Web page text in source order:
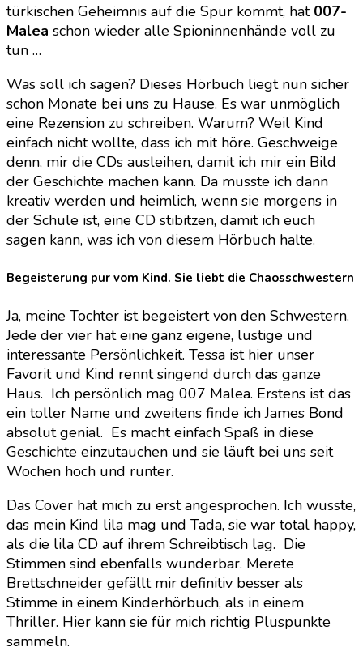
türkischen Geheimnis auf die Spur kommt, hat 007-
Malea schon wieder alle Spioninnenhände voll zu
tun …
Was soll ich sagen? Dieses Hörbuch liegt nun sicher
schon Monate bei uns zu Hause. Es war unmöglich
eine Rezension zu schreiben. Warum? Weil Kind
einfach nicht wollte, dass ich mit höre. Geschweige
denn, mir die CDs ausleihen, damit ich mir ein Bild
der Geschichte machen kann. Da musste ich dann
kreativ werden und heimlich, wenn sie morgens in
der Schule ist, eine CD stibitzen, damit ich euch
sagen kann, was ich von diesem Hörbuch halte.
Begeisterung pur vom Kind. Sie liebt die Chaosschwestern
Ja, meine Tochter ist begeistert von den Schwestern.
Jede der vier hat eine ganz eigene, lustige und
interessante Persönlichkeit. Tessa ist hier unser
Favorit und Kind rennt singend durch das ganze
Haus. Ich persönlich mag 007 Malea. Erstens ist das
ein toller Name und zweitens finde ich James Bond
absolut genial. Es macht einfach Spaß in diese
Geschichte einzutauchen und sie läuft bei uns seit
Wochen hoch und runter.
Das Cover hat mich zu erst angesprochen. Ich wusste,
das mein Kind lila mag und Tada, sie war total happy,
als die lila CD auf ihrem Schreibtisch lag. Die
Stimmen sind ebenfalls wunderbar. Merete
Brettschneider gefällt mir definitiv besser als
Stimme in einem Kinderhörbuch, als in einem
Thriller. Hier kann sie für mich richtig Pluspunkte
sammeln.